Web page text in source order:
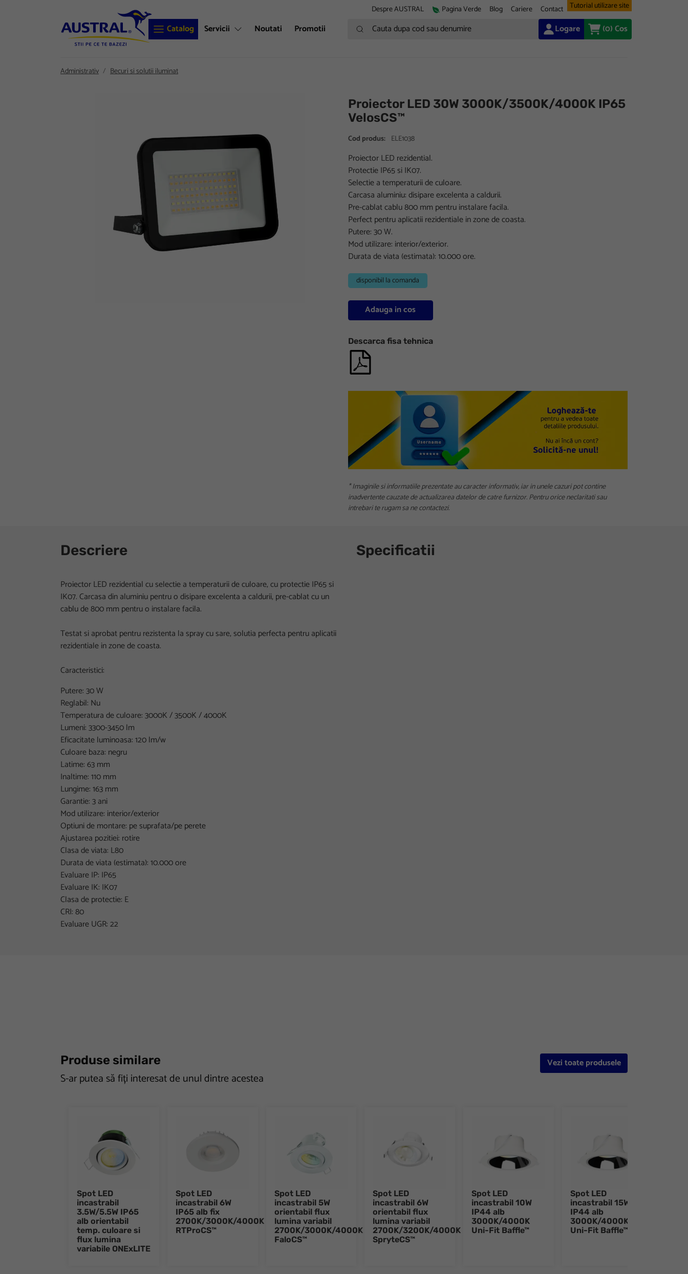
Despre AUSTRAL Pagina Verde Blog Cariere Contact Tutorial utilizare site
Catalog Servicii Noutati Promotii Cauta dupa cod sau denumire Logare (0)Cos
Administrativ Becuri si solutii iluminat
Proiector LED 30W 3000K/3500K/4000K IP65
VelosCS™
Cod produs: ELE1038
Proiector LED rezidential.
Protectie IP65 si IK07.
Selectie a temperaturii de culoare.
Carcasa aluminiu: disipare excelenta a caldurii.
Pre-cablat cablu 800 mm pentru instalare facila.
Perfect pentru aplicatii rezidentiale in zone de coasta.
Putere: 30 W.
Mod utilizare: interior/exterior.
Durata de viata (estimata): 10.000 ore.
disponibil la comanda
Adauga in cos
Descarca fisa tehnica
* Imaginile si informatiile prezentate au caracter informativ, iar in unele cazuri pot contine
inadvertente cauzate de actualizarea datelor de catre furnizor. Pentru orice neclaritati sau
intrebari te rugam sa ne contactezi.
Descriere
Proiector LED rezidential cu selectie a temperaturii de culoare, cu protectie IP65 si
IK07. Carcasa din aluminiu pentru o disipare excelenta a caldurii, pre-cablat cu un
cablu de 800 mm pentru o instalare facila.
Testat si aprobat pentru rezistenta la spray cu sare, solutia perfecta pentru aplicatii
rezidentiale in zone de coasta.
Caracteristici:
Putere: 30 W
Reglabil: Nu
Temperatura de culoare: 3000K / 3500K / 4000K
Lumeni: 3300-3450 lm
Eficacitate luminoasa: 120 lm/w
Culoare baza: negru
Latime: 63 mm
Inaltime: 110 mm
Lungime: 163 mm
Garantie: 3 ani
Mod utilizare: interior/exterior
Optiuni de montare: pe suprafata/pe perete
Ajustarea pozitiei: rotire
Clasa de viata: L80
Durata de viata (estimata): 10.000 ore
Evaluare IP: IP65
Evaluare IK: IK07
Clasa de protectie: E
CRI: 80
Evaluare UGR: 22
Specificatii
Produse similare
S-ar putea să fiți interesat de unul dintre acestea
Vezi toate produsele
Spot LED
incastrabil
3.5W/5.5W IP65
alb orientabil
temp. culoare si
flux lumina
variabile ONExLITE
Spot LED
incastrabil 6W
IP65 alb fix
2700K/3000K/4000K
RTProCS™
Spot LED
incastrabil 5W
orientabil flux
lumina variabil
2700K/3000K/4000K
FaloCS™
Spot LED
incastrabil 6W
orientabil flux
lumina variabil
2700K/3200K/4000K
SpryteCS™
Spot LED
incastrabil 10W
IP44 alb
3000K/4000K
Uni-Fit Baffle™
Spot LED
incastrabil 15W
IP44 alb
3000K/4000K
Uni-Fit Baffle™